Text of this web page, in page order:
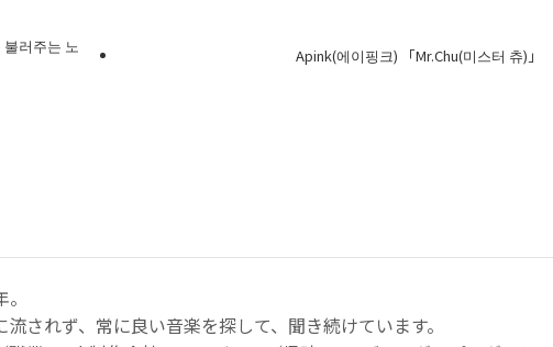
러주는 노
Apink(에이핑크) 「Mr.Chu(미스터 츄)」
されず、常に良い音楽を探して、聞き続けています。